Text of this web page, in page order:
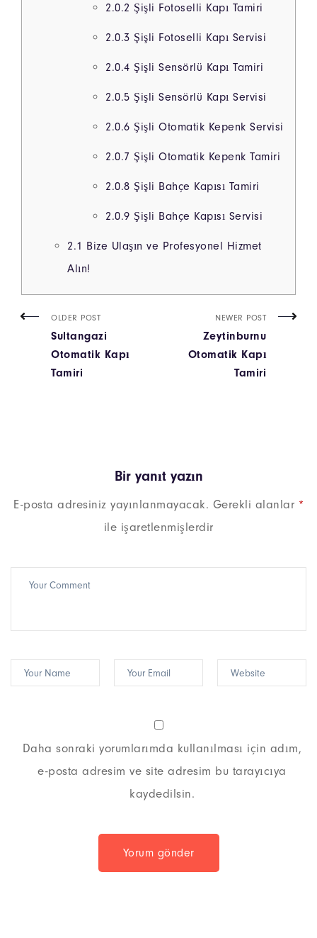
2.0.2 Şişli Fotoselli Kapı Tamiri
2.0.3 Şişli Fotoselli Kapı Servisi
2.0.4 Şişli Sensörlü Kapı Tamiri
2.0.5 Şişli Sensörlü Kapı Servisi
2.0.6 Şişli Otomatik Kepenk Servisi
2.0.7 Şişli Otomatik Kepenk Tamiri
2.0.8 Şişli Bahçe Kapısı Tamiri
2.0.9 Şişli Bahçe Kapısı Servisi
2.1 Bize Ulaşın ve Profesyonel Hizmet
Alın!
OLDER POST
Sultangazi
Otomatik Kapı
Tamiri
NEWER POST
Zeytinburnu
Otomatik Kapı
Tamiri
Bir yanıt yazın
E-posta adresiniz yayınlanmayacak. Gerekli alanlar *
ile işaretlenmişlerdir
Daha sonraki yorumlarımda kullanılması için adım,
e-posta adresim ve site adresim bu tarayıcıya
kaydedilsin.
Yorum gönder